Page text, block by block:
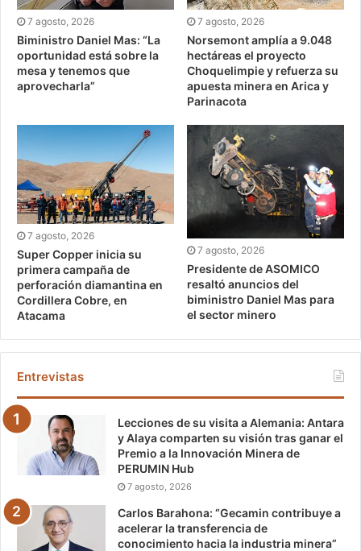
7 agosto, 2026
Biministro Daniel Mas: “La
oportunidad está sobre la
mesa y tenemos que
aprovecharla”
7 agosto, 2026
Norsemont amplía a 9.048
hectáreas el proyecto
Choquelimpie y refuerza su
apuesta minera en Arica y
Parinacota
7 agosto, 2026
Super Copper inicia su
primera campaña de
perforación diamantina en
Cordillera Cobre, en
Atacama
7 agosto, 2026
Presidente de ASOMICO
resaltó anuncios del
biministro Daniel Mas para
el sector minero
Entrevistas
Lecciones de su visita a Alemania: Antara
y Alaya comparten su visión tras ganar el
Premio a la Innovación Minera de
PERUMIN Hub
7 agosto, 2026
Carlos Barahona: “Gecamin contribuye a
acelerar la transferencia de
conocimiento hacia la industria minera”